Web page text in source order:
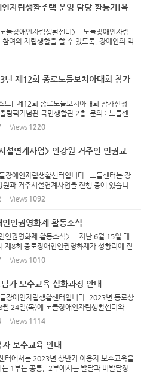
자립생활주택 운영 담당 활동가[육
들장애인자립생활센터> 노들장애인자립
여와 자립생활을 할 수 있도록, 장애인의 역
경을 변화시키는 활동을 목적으로 설립되
년 제12회 종로노들보치아대회 참가
트] 제12회 종로노들보치아대회 참가신청
림픽기념관 국민생활관 2층 문의 : 노들센
9106) 주최 : 노들장애인자립생활센터 지원
회 [참가 기준] 1) 선수는 한 팀당 4명의 장
Views 1220
설연계사업> 인강원 거주인 인권교
장애인자립생활센터입니다 노들센터는 장
원과 거주시설연계사업을 진행 중에 있습니
업을 진행하며 매년 거주인, 종사자들의 인
있습니다. 올해는 7월 7일, 14일, 21일 28
Views 1092
인권영화제 활동소식
인권영화제 활동소식> 지난 6월 15일 대
제8회 종로장애인인권영화제가 성황리에 진
종로장애인인권영화제는 종로구를 거점으
펼쳐가는 중증장애당사자들의 삶과 일상을
Views 1010
가 보수교육 심화과정 안내
장애인자립생활센터입니다. 2023년 동료상
월 24일(목)에 노들장애인자립생활센터와
립생활센터협의회 동료상담위원회에서 함께
다양한 장애유형 이해하기와 발달장애인 의
Views 1114
보수교육 안내
터에서는 2023년 상반기 이용자 보수교육을
1부는 공통, 2부에서는 발달과 비발달장
니 많은 관심과 참여 부탁드립니다. *일시: